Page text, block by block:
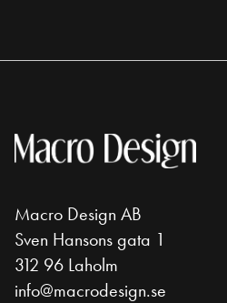
Macro Design AB
Sven Hansons gata 1
312 96 Laholm
info@macrodesign.se